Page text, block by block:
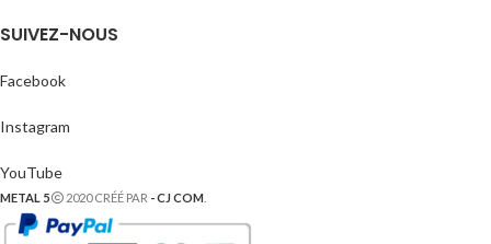
SUIVEZ-NOUS
Facebook
Instagram
YouTube
METAL 5 2020 CRÉÉ PAR - CJ COM